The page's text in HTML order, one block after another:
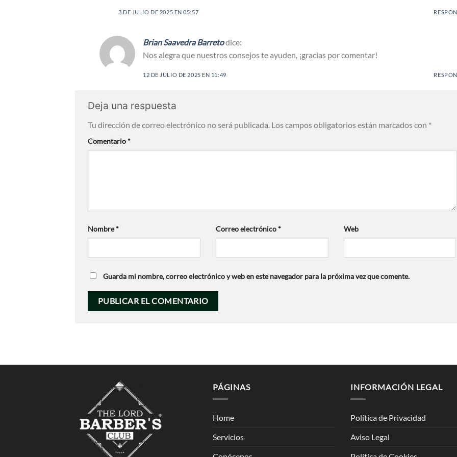
3 DE JULIO DE 2025 EN 05:57
Brian Saavedra Barretodice:
Nos alegra que nuestros consejos te ayuden, ¡gracias por comentar!
12 DE JULIO DE 2025 EN 11:49
Deja una respuesta
Tu dirección de correo electrónico no será publicada. Los campos obligatorios están marcados con *
Comentario*
Nombre* Correo electrónico* Web
Guarda mi nombre, correo electrónico y web en este navegador para la próxima vez que comente.
PÁGINAS
Home
Servicios
INFORMACIÓN LEGAL
Política de Privacidad
Aviso Legal